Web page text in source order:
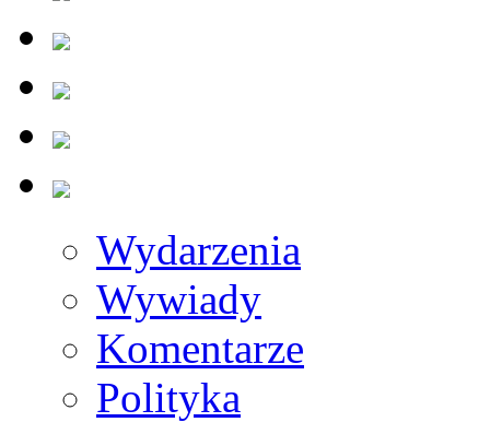
Wydarzenia
Wywiady
Komentarze
Polityka